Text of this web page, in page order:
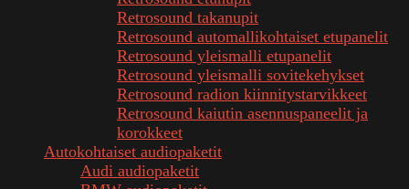
Retrosound takanupit
Retrosound automallikohtaiset etupanelit
Retrosound yleismalli etupanelit
Retrosound yleismalli sovitekehykset
Retrosound radion kiinnitystarvikkeet
Retrosound kaiutin asennuspaneelit ja
korokkeet
Autokohtaiset audiopaketit
Audi audiopaketit